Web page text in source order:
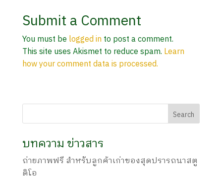
Submit a Comment
You must be logged into post a comment.
This site uses Akismet to reduce spam. Learn
how your comment data is processed.
บทความ ข่าวสาร
ถ่ายภาพฟรี สำหรับลูกค้าเก่าของสุดปรารถนาสตู
ดิโอ